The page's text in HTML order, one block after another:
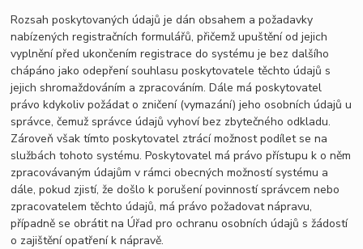
Rozsah poskytovaných údajů je dán obsahem a požadavky
nabízených registračních formulářů, přičemž upuštění od jejich
vyplnění před ukončením registrace do systému je bez dalšího
chápáno jako odepření souhlasu poskytovatele těchto údajů s
jejich shromaždováním a zpracováním. Dále má poskytovatel
právo kdykoliv požádat o zničení (vymazání) jeho osobních údajů u
správce, čemuž správce údajů vyhoví bez zbytečného odkladu.
Zároveň však tímto poskytovatel ztrácí možnost podílet se na
službách tohoto systému. Poskytovatel má právo přístupu k o něm
zpracovávaným údajům v rámci obecných možností systému a
dále, pokud zjistí, že došlo k porušení povinností správcem nebo
zpracovatelem těchto údajů, má právo požadovat nápravu,
případně se obrátit na Úřad pro ochranu osobních údajů s žádostí
o zajištění opatření k nápravě.